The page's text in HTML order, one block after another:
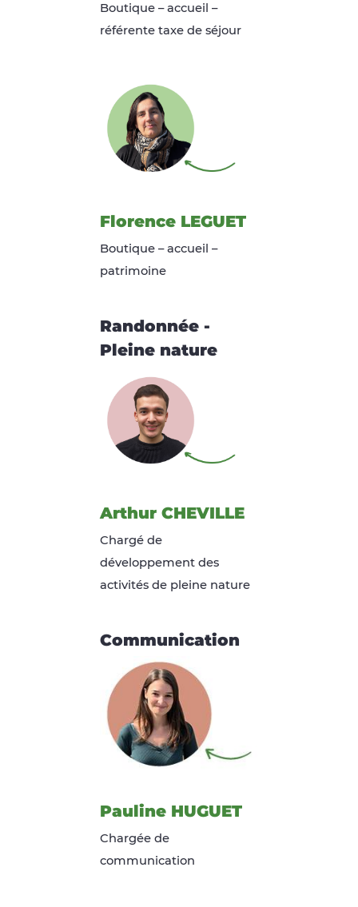
Boutique – accueil –
référente taxe de séjour
Florence LEGUET
Boutique – accueil –
patrimoine
Randonnée -
Pleine nature
Arthur CHEVILLE
Chargé de
développement des
activités de pleine nature
Communication
Pauline HUGUET
Chargée de
communication